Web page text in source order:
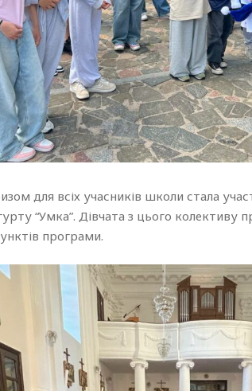
для всіх учасників школи стала
“Умка”. Дівчата з цього колективу
програми.